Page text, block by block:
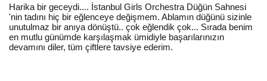
Harika bir geceydi.... İstanbul Girls Orchestra Düğün Sahnesi
'nin tadını hiç bir eğlenceye değişmem. Ablamın düğünü sizinle
unutulmaz bir anıya dönüştü.. çok eğlendik çok... Sırada benim
en mutlu günümde karşılaşmak ümidiyle başarılarınızın
devamını diler, tüm çiftlere tavsiye ederim.